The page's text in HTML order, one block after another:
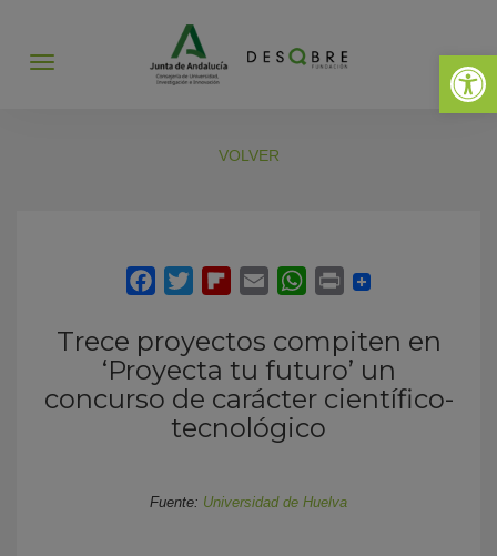
Abrir
Abrir
VOLVER
Trece proyectos compiten en
‘Proyecta tu futuro’ un
concurso de carácter científico-
tecnológico
Fuente: Universidad de Huelva